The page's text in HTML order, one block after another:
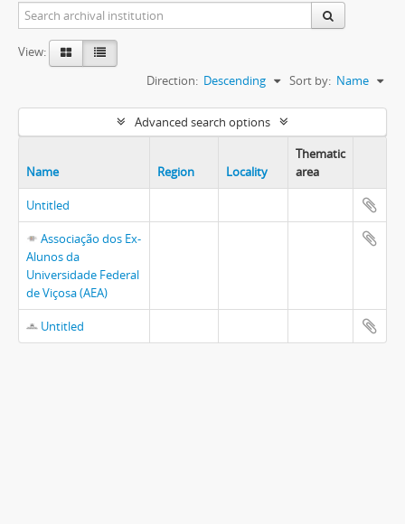
View:
Sort by: Name
Direction: Descending
Advanced search options
Name Region Locality
Thematic
area
Untitled
Associação dos Ex-
Alunos da
Universidade Federal
de Viçosa (AEA)
Untitled